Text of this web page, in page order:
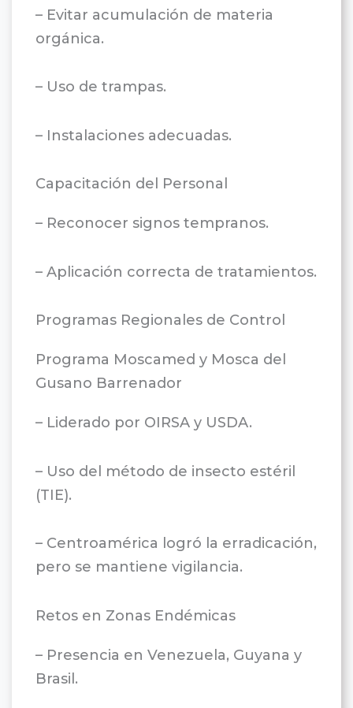
– Evitar acumulación de materia
orgánica.
– Uso de trampas.
– Instalaciones adecuadas.
Capacitación del Personal
– Reconocer signos tempranos.
– Aplicación correcta de tratamientos.
Programas Regionales de Control
Programa Moscamed y Mosca del
Gusano Barrenador
– Liderado por OIRSA y USDA.
– Uso del método de insecto estéril
(TIE).
– Centroamérica logró la erradicación,
pero se mantiene vigilancia.
Retos en Zonas Endémicas
– Presencia en Venezuela, Guyana y
Brasil.